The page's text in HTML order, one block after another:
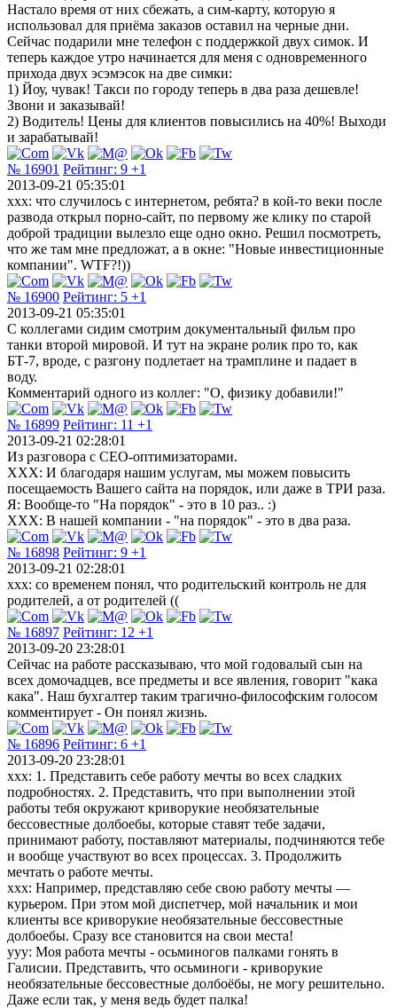
Настало время от них сбежать, а сим-карту, которую я
использовал для приёма заказов оставил на черные дни.
Сейчас подарили мне телефон с поддержкой двух симок. И
теперь каждое утро начинается для меня с одновременного
прихода двух эсэмэсок на две симки:
1) Йоу, чувак! Такси по городу теперь в два раза дешевле!
Звони и заказывай!
2) Водитель! Цены для клиентов повысились на 40%! Выходи
и зарабатывай!
№ 16901 Рейтинг: 9 +1
2013-09-21 05:35:01
xxx: что случилось с интернетом, ребята? в кой-то веки после
развода открыл порно-сайт, по первому же клику по старой
доброй традиции вылезло еще одно окно. Решил посмотреть,
что же там мне предложат, а в окне: "Новые инвестиционные
компании". WTF?!))
№ 16900 Рейтинг: 5 +1
2013-09-21 05:35:01
С коллегами сидим смотрим документальный фильм про
танки второй мировой. И тут на экране ролик про то, как
БТ-7, вроде, с разгону подлетает на трамплине и падает в
воду.
Комментарий одного из коллег: "О, физику добавили!"
№ 16899 Рейтинг: 11 +1
2013-09-21 02:28:01
Из разговора с СЕО-оптимизаторами.
ХХХ: И благодаря нашим услугам, мы можем повысить
посещаемость Вашего сайта на порядок, или даже в ТРИ раза.
Я: Вообще-то "На порядок" - это в 10 раз.. :)
XXX: В нашей компании - "на порядок" - это в два раза.
№ 16898 Рейтинг: 9 +1
2013-09-21 02:28:01
xxx: со временем понял, что родительский контроль не для
родителей, а от родителей ((
№ 16897 Рейтинг: 12 +1
2013-09-20 23:28:01
Сейчас на работе рассказываю, что мой годовалый сын на
всех домочадцев, все предметы и все явления, говорит "кака
кака". Наш бухгалтер таким трагично-философским голосом
комментирует - Он понял жизнь.
№ 16896 Рейтинг: 6 +1
2013-09-20 23:28:01
xxx: 1. Представить себе работу мечты во всех сладких
подробностях. 2. Представить, что при выполнении этой
работы тебя окружают криворукие необязательные
бессовестные долбоебы, которые ставят тебе задачи,
принимают работу, поставляют материалы, подчиняются тебе
и вообще участвуют во всех процессах. 3. Продолжить
мечтать о работе мечты.
xxx: Например, представляю себе свою работу мечты —
курьером. При этом мой диспетчер, мой начальник и мои
клиенты все криворукие необязательные бессовестные
долбоебы. Сразу все становится на свои места!
yyy: Моя работа мечты - осьминогов палками гонять в
Галисии. Представить, что осьминоги - криворукие
необязательные бессовестные долбоёбы, не могу решительно.
Даже если так, у меня ведь будет палка!